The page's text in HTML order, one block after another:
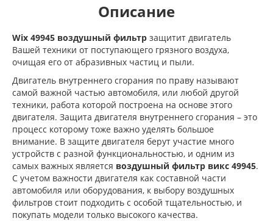
Описание
Wix 49945 воздушный фильтр защитит двигатель
Вашей техники от поступающего грязного воздуха,
очищая его от абразивных частиц и пыли.
Двигатель внутреннего сгорания по праву называют
самой важной частью автомобиля, или любой другой
техники, работа которой построена на основе этого
двигателя. Защита двигателя внутреннего сгорания – это
процесс которому тоже важно уделять большое
внимание. В защите двигателя берут участие много
устройств с разной функциональностью, и одним из
самых важных является воздушный фильтр викс 49945.
С учетом важности двигателя как составной части
автомобиля или оборудования, к выбору воздушных
фильтров стоит подходить с особой тщательностью, и
покупать модели только высокого качества.